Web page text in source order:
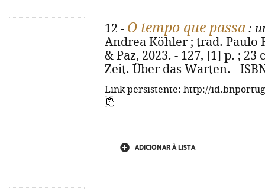
12 - O tempo que passa :
Andrea Köhler ; trad. Paulo
& Paz, 2023. - 127, [1] p. ;
Zeit. Über das Warten. -
Link persistente: http://
ADICIONAR À LISTA